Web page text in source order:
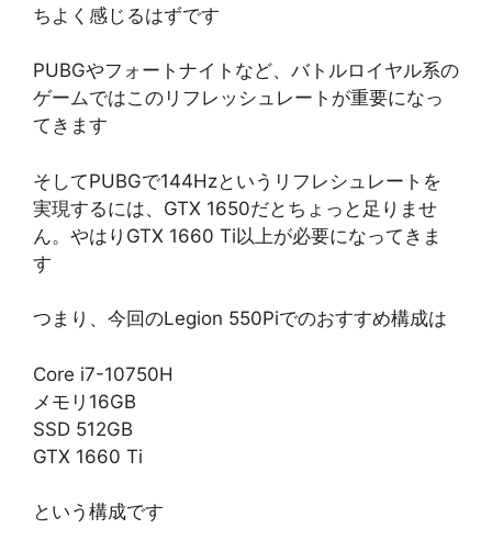
ちよく感じるはずです
PUBGやフォートナイトなど、バトルロイヤル系の
ゲームではこのリフレッシュレートが重要になっ
てきます
そしてPUBGで144Hzというリフレシュレートを
実現するには、GTX 1650だとちょっと足りませ
ん。やはりGTX 1660 Ti以上が必要になってきま
す
つまり、今回のLegion 550Piでのおすすめ構成は
Core i7-10750H
メモリ16GB
SSD 512GB
GTX 1660 Ti
という構成です